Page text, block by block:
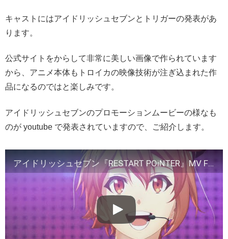
キャストにはアイドリッシュセブンとトリガーの発表があ
ります。
公式サイトをからして非常に美しい画像で作られています
から、アニメ本体もトロイカの映像技術が注ぎ込まれた作
品になるのではと楽しみです。
アイドリッシュセブンのプロモーションムービーの様なも
のが youtube で発表されていますので、ご紹介します。
アイドリッシュセブン『RESTART POiNTER』MV FULL